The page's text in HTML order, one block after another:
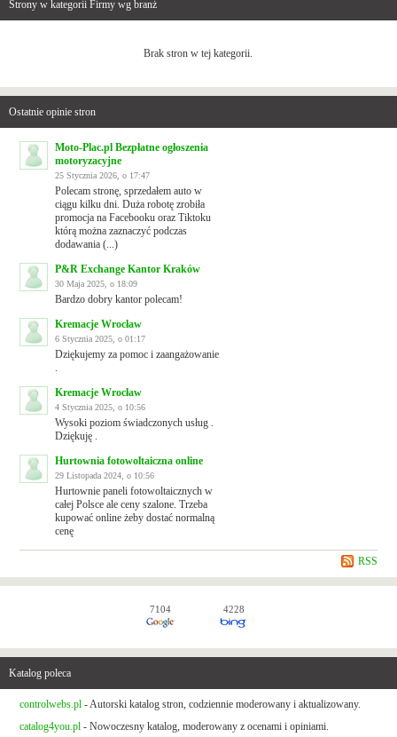
Strony w kategorii Firmy wg branż
Brak stron w tej kategorii.
Ostatnie opinie stron
Moto-Plac.pl Bezpłatne ogłoszenia
motoryzacyjne
25 Stycznia 2026, o 17:47
Polecam stronę, sprzedałem auto w
ciągu kilku dni. Duża robotę zrobiła
promocja na Facebooku oraz Tiktoku
którą można zaznaczyć podczas
dodawania (...)
P&R Exchange Kantor Kraków
30 Maja 2025, o 18:09
Bardzo dobry kantor polecam!
Kremacje Wrocław
6 Stycznia 2025, o 01:17
Dziękujemy za pomoc i zaangażowanie
Kremacje Wrocław
4 Stycznia 2025, o 10:56
Wysoki poziom świadczonych usług .
Dziękuję .
Hurtownia fotowoltaiczna online
29 Listopada 2024, o 10:56
Hurtownie paneli fotowoltaicznych w
całej Polsce ale ceny szalone. Trzeba
kupować online żeby dostać normalną
cenę
RSS
7104 4228
Katalog poleca
controlwebs.pl - Autorski katalog stron, codziennie moderowany i aktualizowany.
catalog4you.pl - Nowoczesny katalog, moderowany z ocenami i opiniami.